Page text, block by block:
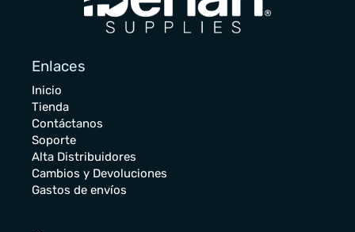
Enlaces
Inicio
Tienda
Contáctanos
Soporte
Alta Distribuidores
Cambios y Devoluciones
Gastos de envíos